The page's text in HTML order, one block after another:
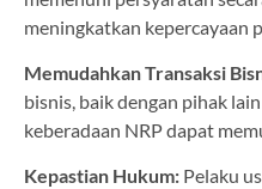
meningkatkan kepercayaan
Memudahkan Transaksi
bisnis, baik dengan pihak
keberadaan NRP dapat
Kepastian Hukum: Pelaku